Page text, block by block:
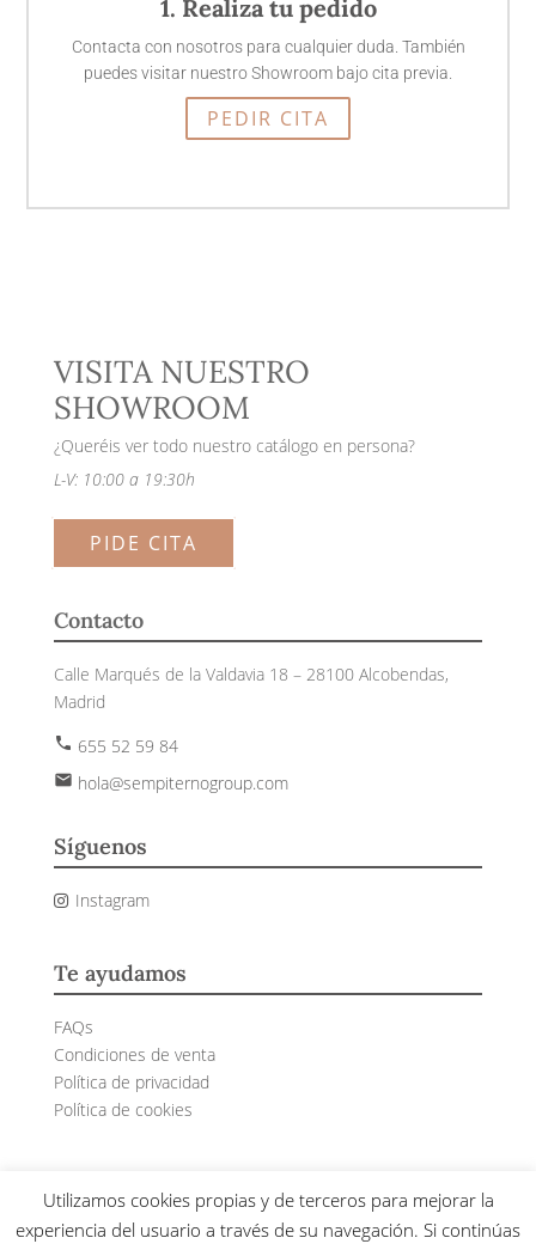
1. Realiza tu pedido
Contacta con nosotros para cualquier duda. También
puedes visitar nuestro Showroom bajo cita previa.
PEDIR CITA
VISITA NUESTRO
SHOWROOM
¿Queréis ver todo nuestro catálogo en persona?
L-V: 10:00 a 19:30h
PIDE CITA
Contacto
Calle Marqués de la Valdavia 18 – 28100 Alcobendas,
Madrid
phone 655 52 59 84
email hola@sempiternogroup.com
Síguenos
Instagram
Te ayudamos
FAQs
Condiciones de venta
Política de privacidad
Política de cookies
Sempiterno© 2024 – Todos los derechos reservados
Utilizamos cookies propias y de terceros para mejorar la
experiencia del usuario a través de su navegación. Si continúas